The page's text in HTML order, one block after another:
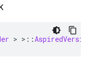
> >::